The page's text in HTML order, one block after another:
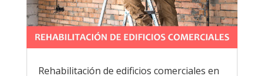
Rehabilitación de edificios comerciales en